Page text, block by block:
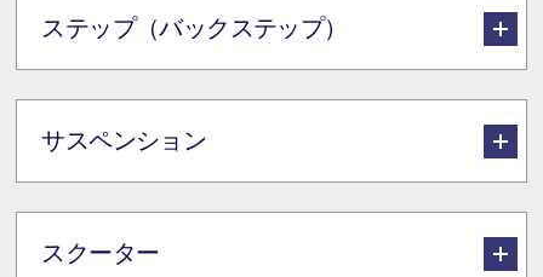
ステップ（バックステップ）
サスペンション
スクーター